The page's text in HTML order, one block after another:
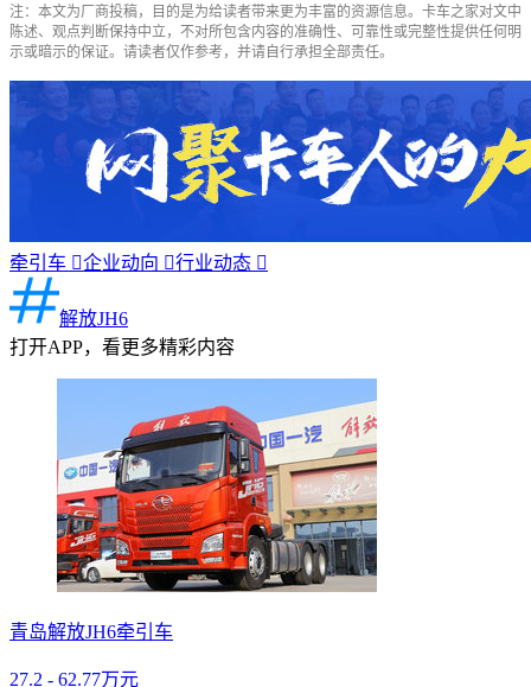
注：本文为厂商投稿，目的是为给读者带来更为丰富的资源信息。卡车之家对文中
陈述、观点判断保持中立，不对所包含内容的准确性、可靠性或完整性提供任何明
示或暗示的保证。请读者仅作参考，并请自行承担全部责任。
牵引车 企业动向 行业动态 
解放JH6
打开APP，看更多精彩内容
青岛解放JH6牵引车
27.2 - 62.77万元